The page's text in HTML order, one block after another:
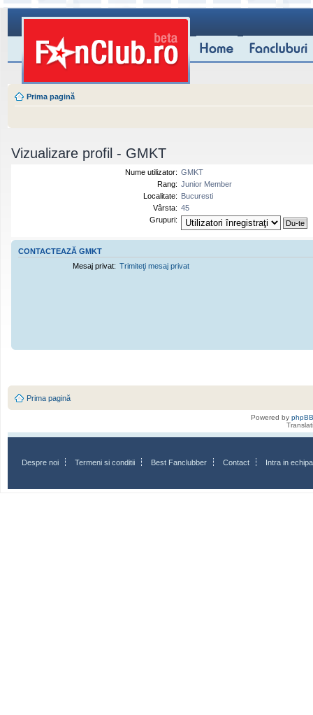
Prima pagină
Vizualizare profil - GMKT
Nume utilizator: GMKT
Rang: Junior Member
Localitate: Bucuresti
Vârsta: 45
Grupuri:
CONTACTEAZĂ GMKT
Mesaj privat: Trimiteţi mesaj privat
Prima pagină
Powered by phpBB
Despre noi Termeni si conditii Best Fanclubber Contact Intra in